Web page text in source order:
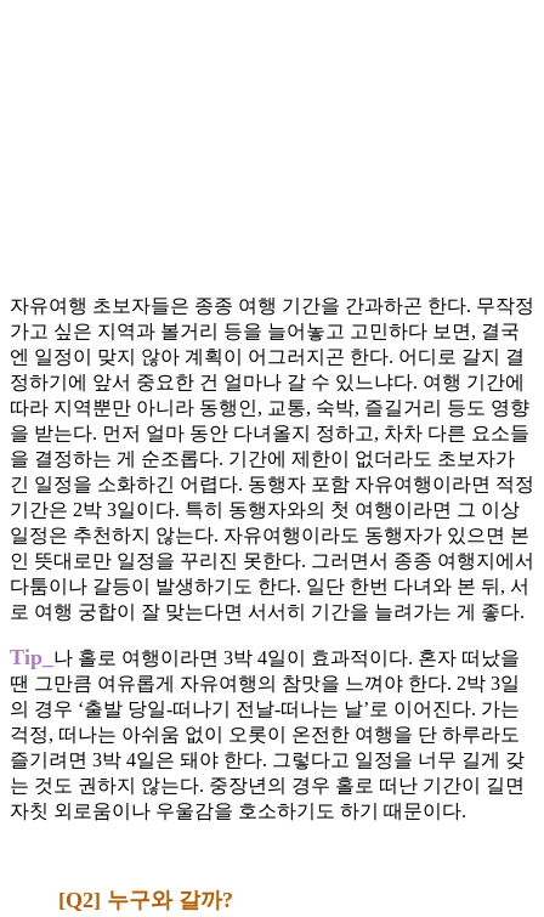
자유여행 초보자들은 종종 여행 기간을 간과하곤 한다. 무작정
가고 싶은 지역과 볼거리 등을 늘어놓고 고민하다 보면, 결국
엔 일정이 맞지 않아 계획이 어그러지곤 한다. 어디로 갈지 결
정하기에 앞서 중요한 건 얼마나 갈 수 있느냐다. 여행 기간에
따라 지역뿐만 아니라 동행인, 교통, 숙박, 즐길거리 등도 영향
을 받는다. 먼저 얼마 동안 다녀올지 정하고, 차차 다른 요소들
을 결정하는 게 순조롭다. 기간에 제한이 없더라도 초보자가
긴 일정을 소화하긴 어렵다. 동행자 포함 자유여행이라면 적정
기간은 2박 3일이다. 특히 동행자와의 첫 여행이라면 그 이상
일정은 추천하지 않는다. 자유여행이라도 동행자가 있으면 본
인 뜻대로만 일정을 꾸리진 못한다. 그러면서 종종 여행지에서
다툼이나 갈등이 발생하기도 한다. 일단 한번 다녀와 본 뒤, 서
로 여행 궁합이 잘 맞는다면 서서히 기간을 늘려가는 게 좋다.
Tip_ 나 홀로 여행이라면 3박 4일이 효과적이다. 혼자 떠났을
땐 그만큼 여유롭게 자유여행의 참맛을 느껴야 한다. 2박 3일
의 경우 ‘출발 당일-떠나기 전날-떠나는 날’로 이어진다. 가는
걱정, 떠나는 아쉬움 없이 오롯이 온전한 여행을 단 하루라도
즐기려면 3박 4일은 돼야 한다. 그렇다고 일정을 너무 길게 갖
는 것도 권하지 않는다. 중장년의 경우 홀로 떠난 기간이 길면
자칫 외로움이나 우울감을 호소하기도 하기 때문이다.
[Q2] 누구와 갈까?